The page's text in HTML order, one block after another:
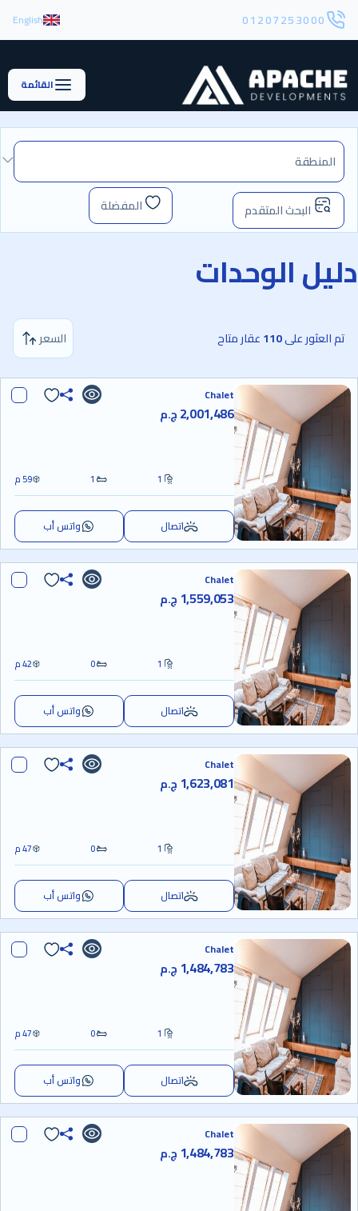
01207253000
English
القائمة
المنطقة
البحث المتقدم المفضلة
الوحدات
تم العثور على110عقار متاح السعر
Chalet
2,001,486ج.م
1
1 59 م
اتصال واتس أب
Chalet
1,559,053ج.م
1
0 42 م
اتصال واتس أب
Chalet
1,623,081ج.م
1
0 47 م
اتصال واتس أب
Chalet
1,484,783ج.م
1
0 47 م
اتصال واتس أب
Chalet
1,484,783ج.م